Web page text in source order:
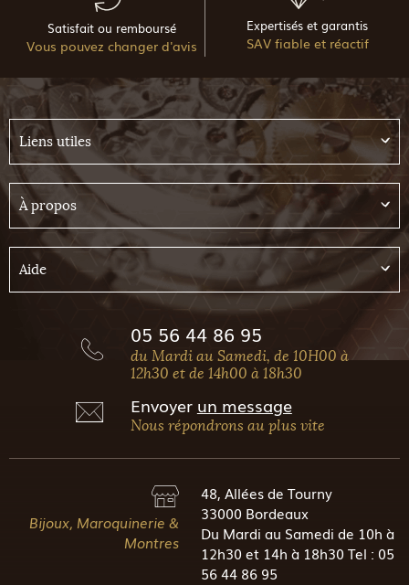
Satisfait ou remboursé
Vous pouvez changer d'avis
Expertisés et garantis
SAV fiable et réactif
Liens utiles
À propos
Aide
05 56 44 86 95
du Mardi au Samedi, de 10H00 à
12h30 et de 14h00 à 18h30
Envoyer un message
Nous répondrons au plus vite
Bijoux, Maroquinerie &
Montres
48, Allées de Tourny
33000 Bordeaux
Du Mardi au Samedi de 10h à
12h30 et 14h à 18h30 Tel : 05
56 44 86 95